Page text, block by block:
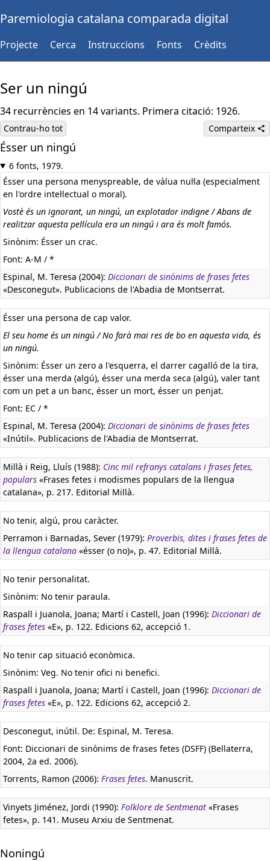
Paremiologia catalana comparada digital
Projecte Cerca Instruccions Fonts Crèdits
Ser un ningú
34 recurrències en 14 variants. Primera citació: 1926.
Contrau-ho tot Comparteix
Ésser un ningú
6 fonts, 1979.
Ésser una persona menyspreable, de vàlua nul·la (especialment
en l'ordre intel·lectual o moral).
Vostè és un ignorant, un ningú, un explotador indigne / Abans de
realitzar aquesta pel·lícula era un ningú i ara és molt famós.
Sinònim: Ésser un crac.
Font: A-M / *
Espinal, M. Teresa (2004): Diccionari de sinònims de frases fetes
«Desconegut». Publicacions de l'Abadia de Montserrat.
Ésser una persona de cap valor.
El seu home és un ningú / No farà mai res de bo en aquesta vida, és
un ningú.
Sinònim: Ésser un zero a l'esquerra, el darrer cagalló de la tira,
ésser una merda (algú), ésser una merda seca (algú), valer tant
com un pet a un banc, ésser un mort, ésser un penjat.
Font: EC / *
Espinal, M. Teresa (2004): Diccionari de sinònims de frases fetes
«Inútil». Publicacions de l'Abadia de Montserrat.
Millà i Reig, Lluís (1988): Cinc mil refranys catalans i frases fetes,
populars «Frases fetes i modismes populars de la llengua
catalana», p. 217. Editorial Millà.
No tenir, algú, prou caràcter.
Perramon i Barnadas, Sever (1979): Proverbis, dites i frases fetes de
la llengua catalana «ésser (o no)», p. 47. Editorial Millà.
No tenir personalitat.
Sinònim: No tenir paraula.
Raspall i Juanola, Joana; Martí i Castell, Joan (1996): Diccionari de
frases fetes «E», p. 122. Edicions 62, accepció 1.
No tenir cap situació econòmica.
Sinònim: Veg. No tenir ofici ni benefici.
Raspall i Juanola, Joana; Martí i Castell, Joan (1996): Diccionari de
frases fetes «E», p. 122. Edicions 62, accepció 2.
Desconegut, inútil. De: Espinal, M. Teresa.
Font: Diccionari de sinònims de frases fetes (DSFF) (Bellaterra,
2004, 2a ed. 2006).
Torrents, Ramon (2006): Frases fetes. Manuscrit.
Vinyets Jiménez, Jordi (1990): Folklore de Sentmenat «Frases
fetes», p. 141. Museu Arxiu de Sentmenat.
Noningú